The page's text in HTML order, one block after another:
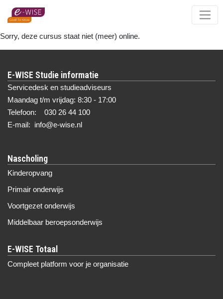
Skip
Sorry, deze cursus staat niet (meer) online.
E-WISE Studie informatie
Servicedesk en studieadviseurs
Maandag t/m vrijdag: 8:30 - 17:00
Telefoon: 030 26 44 100
E-mail: info@e-wise.nl
Nascholing
Kinderopvang
Primair onderwijs
Voortgezet onderwijs
Middelbaar beroepsonderwijs
Compleet platform voor je organisatie